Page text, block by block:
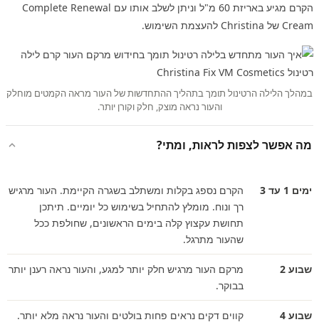
הקרם מגיע באריזת 60 מ"ל וניתן לשלב אותו עם Complete Renewal
Cream של Christina להעצמת השימוש.
במהלך הלילה הרטינול תומך בתהליך ההתחדשות של העור מראה הקמטים מוחלק
והעור נראה מוצק, חלק וקורן יותר.
מה אפשר לצפות לראות, ומתי?
ימים 1 עד 3
הקרם נספג בקלות ומשתלב בשגרה הקיימת. העור מרגיש
רך ונוח. מומלץ להתחיל בשימוש כל יומיים. תיתכן
תחושת עקצוץ קלה בימים הראשונים, שחולפת ככל
שהעור מתרגל.
שבוע 2
מרקם העור מרגיש חלק יותר למגע, והעור נראה רענן יותר
בבוקר.
שבוע 4 קווים דקים נראים פחות בולטים והעור נראה מלא יותר.